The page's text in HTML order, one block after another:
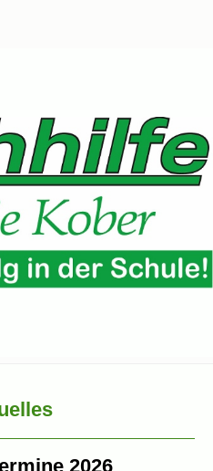
2026